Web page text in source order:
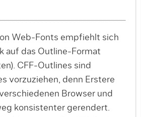
Web-Fonts empfiehlt sich
auf das Outline-Format
CFF-Outlines sind
vorzuziehen, denn Erstere
Browser und
konsis­ten­ter gerendert.